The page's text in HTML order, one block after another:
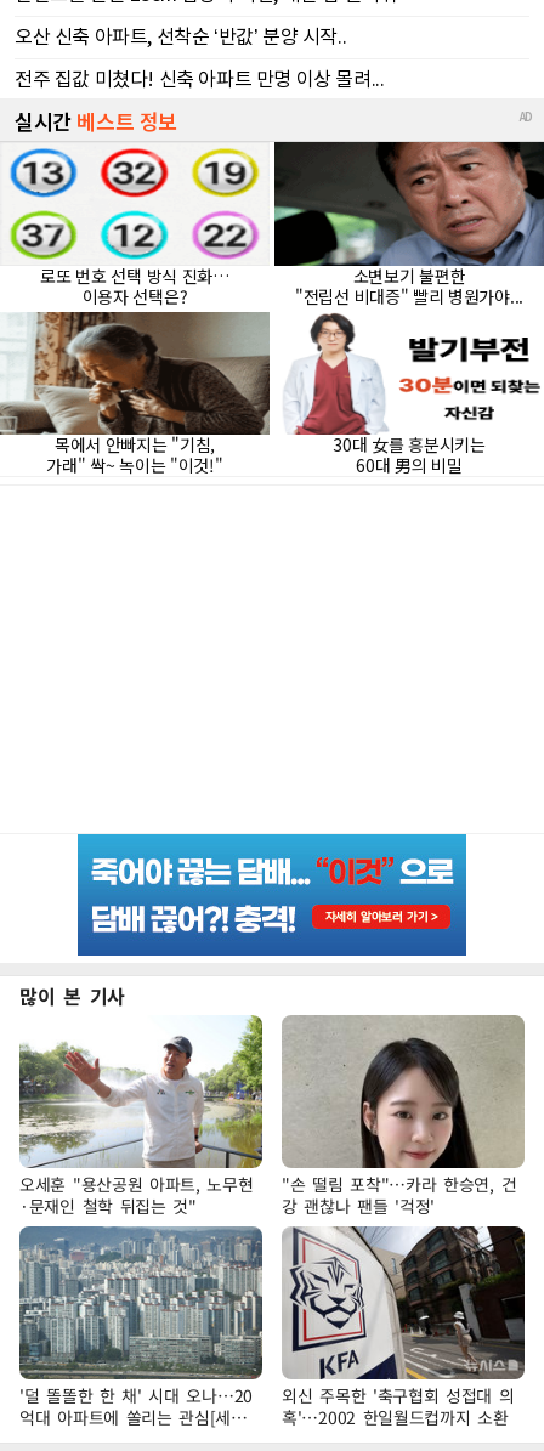
많이 본 기사
오세훈 "용산공원 아파트, 노무현
·문재인 철학 뒤집는 것"
"손 떨림 포착"…카라 한승연, 건
강 괜찮나 팬들 '걱정'
'덜 똘똘한 한 채' 시대 오나…20
억대 아파트에 쏠리는 관심[세제
개편, 그 이후②]
외신 주목한 '축구협회 성접대 의
혹'…2002 한일월드컵까지 소환